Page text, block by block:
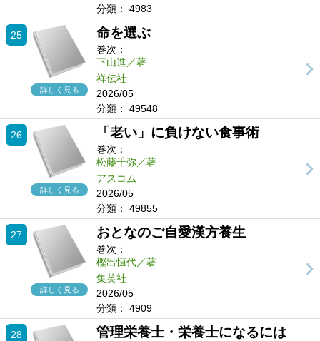
分類：
4983
25
詳しく見る
命を選ぶ
巻次：
下山進／著
祥伝社
2026/05
分類：
49548
26
詳しく見る
「老い」に負けない食事術
巻次：
松藤千弥／著
アスコム
2026/05
分類：
49855
27
詳しく見る
おとなのご自愛漢方養生
巻次：
樫出恒代／著
集英社
2026/05
分類：
4909
28 管理栄養士・栄養士になるには